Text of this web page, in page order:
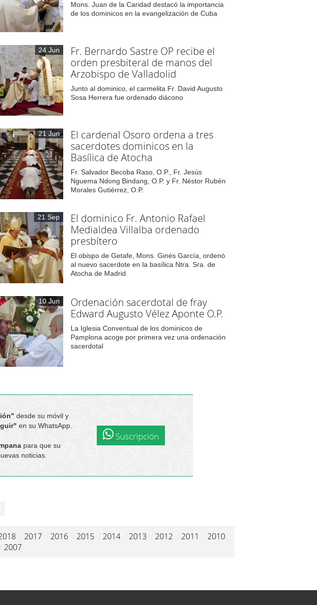
Mons. Juan de la Caridad destacó la importancia
de los dominicos en la evangelización de Cuba
24 Jun
Fr. Bernardo Sastre OP recibe el
orden presbiteral de manos del
Arzobispo de Valladolid
Junto al dominico, el carmelita Fr. David Augusto
Sosa Herrera fue ordenado diácono
21 Jun
El cardenal Osoro ordena a tres
sacerdotes dominicos en la
Basílica de Atocha
Fr. Salvador Becoba Raso, O.P., Fr. Jesús
Nguema Ndong Bindang, O.P. y Fr. Néstor Rubén
Morales Gutiérrez, O.P.
21 Sep
El dominico Fr. Antonio Rafael
Medialdea Villalba ordenado
presbítero
El obispo de Getafe, Mons. Ginés García, ordenó
al nuevo sacerdote en la basílica Ntra. Sra. de
Atocha de Madrid
10 Jun
Ordenación sacerdotal de fray
Edward Augusto Vélez Aponte O.P.
La Iglesia Conventual de los dominicos de
Pamplona acoge por primera vez una ordenación
sacerdotal
desde su móvil y
en su WhatsApp.
para que su
noticias.
Suscripción
2017 2016 2015 2014 2013 2012 2011
2010
2007